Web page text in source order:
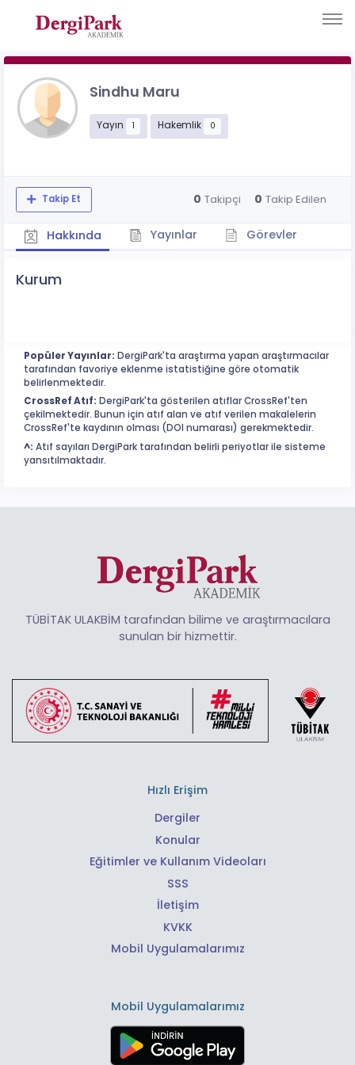
Sindhu Maru
Yayın 1 Hakemlik 0
Takip Et 0 Takipçi 0 Takip Edilen
Hakkında Yayınlar Görevler
Kurum
Popüler Yayınlar: DergiPark'ta araştırma yapan araştırmacılar
tarafından favoriye eklenme istatistiğine göre otomatik
belirlenmektedir.
CrossRef Atıf: DergiPark'ta gösterilen atıflar CrossRef'ten
çekilmektedir. Bunun için atıf alan ve atıf verilen makalelerin
CrossRef'te kaydının olması (DOI numarası) gerekmektedir.
^: Atıf sayıları DergiPark tarafından belirli periyotlar ile sisteme
yansıtılmaktadır.
TÜBİTAK ULAKBİM tarafından bilime ve araştırmacılara
sunulan bir hizmettir.
Hızlı Erişim
Dergiler
Konular
Eğitimler ve Kullanım Videoları
SSS
İletişim
KVKK
Mobil Uygulamalarımız
Mobil Uygulamalarımız